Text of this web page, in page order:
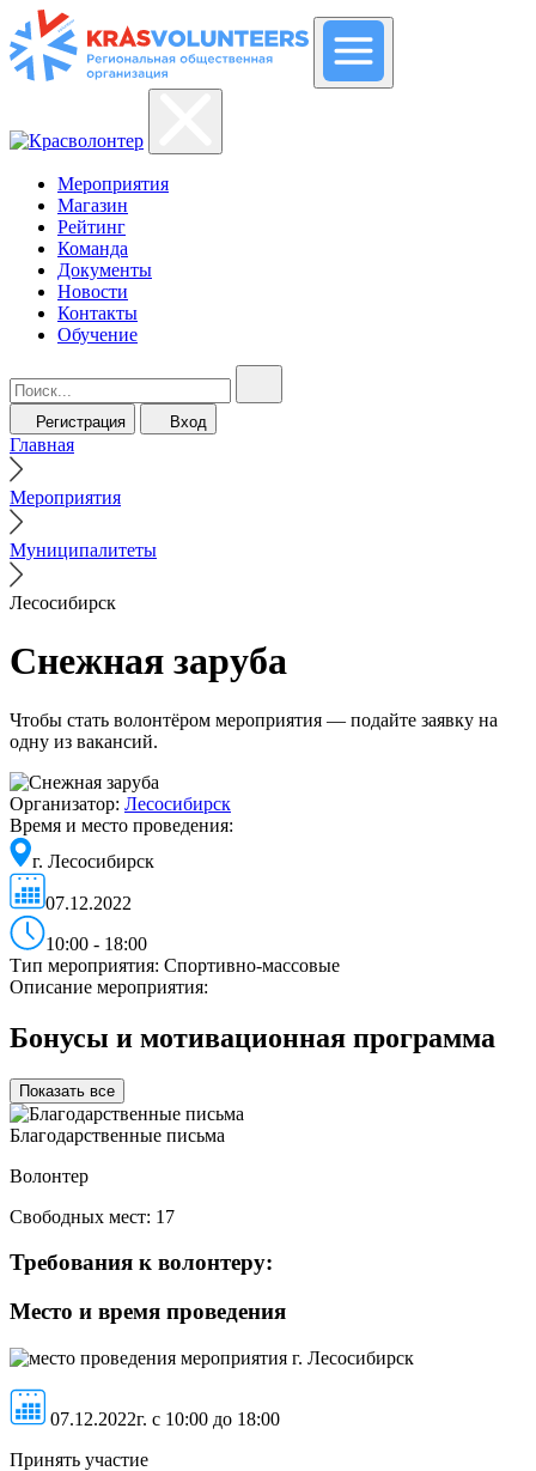
Мероприятия
Магазин
Рейтинг
Команда
Документы
Новости
Контакты
Обучение
Регистрация Вход
Главная
Мероприятия
Муниципалитеты
Лесосибирск
Снежная заруба
Чтобы стать волонтёром мероприятия — подайте заявку на
одну из вакансий.
Организатор: Лесосибирск
Время и место проведения:
г. Лесосибирск
07.12.2022
10:00 - 18:00
Тип мероприятия: Спортивно-массовые
Описание мероприятия:
Бонусы и мотивационная программа
Показать все
Благодарственные письма
Волонтер
Свободных мест: 17
Требования к волонтеру:
Место и время проведения
г. Лесосибирск
07.12.2022г. c 10:00 до 18:00
Принять участие